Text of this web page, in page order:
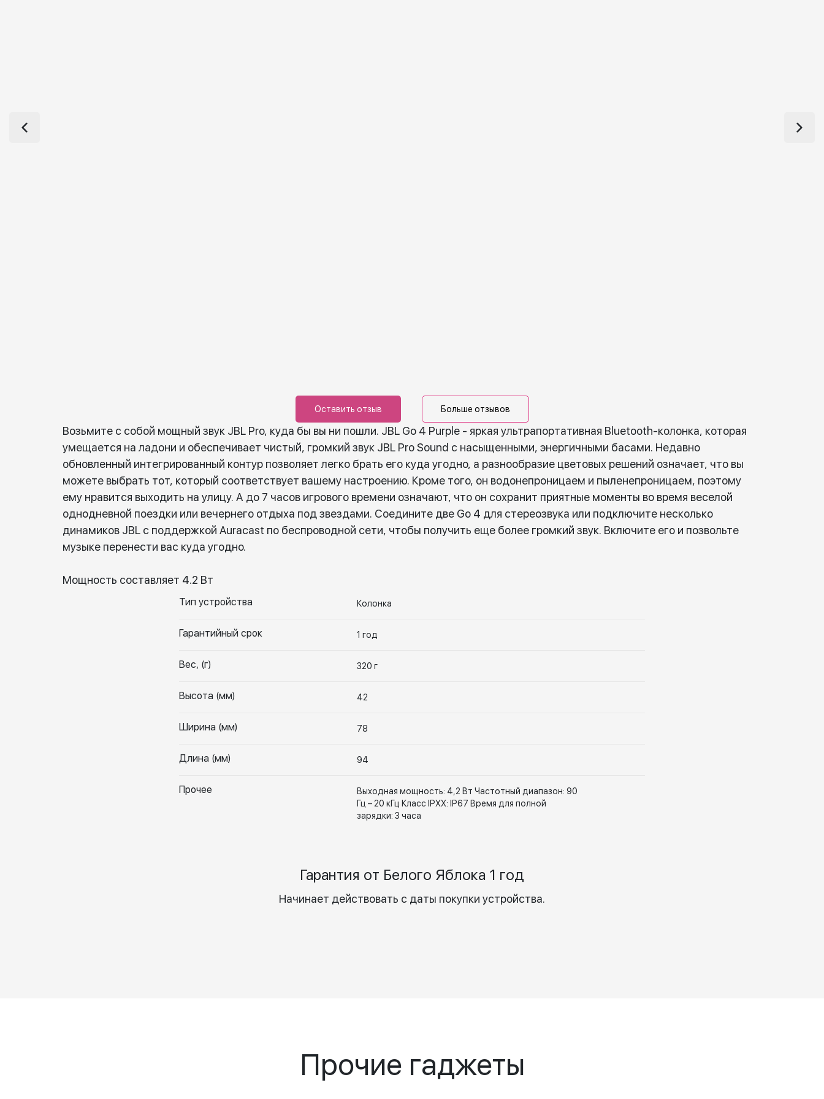
Оставить отзыв Больше отзывов
Возьмите с собой мощный звук JBL Pro, куда бы вы ни пошли. JBL Go 4 Purple - яркая ультрапортативная Bluetooth-колонка, которая
умещается на ладони и обеспечивает чистый, громкий звук JBL Pro Sound с насыщенными, энергичными басами. Недавно
обновленный интегрированный контур позволяет легко брать его куда угодно, а разнообразие цветовых решений означает, что вы
можете выбрать тот, который соответствует вашему настроению. Кроме того, он водонепроницаем и пыленепроницаем, поэтому
ему нравится выходить на улицу. А до 7 часов игрового времени означают, что он сохранит приятные моменты во время веселой
однодневной поездки или вечернего отдыха под звездами. Соедините две Go 4 для стереозвука или подключите несколько
динамиков JBL с поддержкой Auracast по беспроводной сети, чтобы получить еще более громкий звук. Включите его и позвольте
музыке перенести вас куда угодно.
Мощность составляет 4.2 Вт
Тип устройства Колонка
Гарантийный срок 1 год
Вес, (г) 320 г
Высота (мм) 42
Ширина (мм) 78
Длина (мм) 94
Прочее
Выходная мощность: 4,2 Вт Частотный диапазон: 90
Гц – 20 кГц Класс IPXX: IP67 Время для полной
зарядки: 3 часа
Гарантия от Белого Яблока 1 год
Начинает действовать с даты покупки устройства.
Прочие гаджеты